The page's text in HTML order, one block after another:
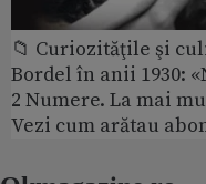
📁 Curiozităţile şi
Bordel în anii 1930:
2 Numere. La mai
Vezi cum arătau